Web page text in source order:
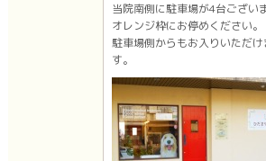
当院南側に駐車場が4台ござい
オレンジ枠にお停めください。
駐車場側からもお入りいただけ
す。